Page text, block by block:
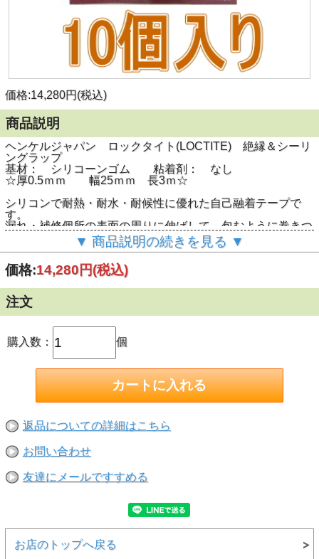
価格:14,280円(税込)
商品説明
ヘンケルジャパン ロックタイト(LOCTITE) 絶縁＆シーリ
ングラップ
基材： シリコーンゴム 粘着剤： なし
☆厚0.5ｍｍ 幅25ｍｍ 長3ｍ☆
シリコンで耐熱・耐水・耐候性に優れた自己融着テープで
す。
漏れ・補修個所の表面の周りに伸ばして、包むように巻きつ
けて使用します。
【用途】●ホース・パイプの水や空気漏れ補修●電気絶縁や
結束●ペンチ等のすべり止めに
【特長】●耐熱温度 -54℃～260℃●伸び300％●絶縁耐力
無いテープです
※ガス管・ガスホースには使えません。
▼ 商品説明の続きを見る ▼
価格:14,280円(税込)
注文
購入数： 個
返品についての詳細はこちら
お問い合わせ
友達にメールですすめる
お店のトップへ戻る